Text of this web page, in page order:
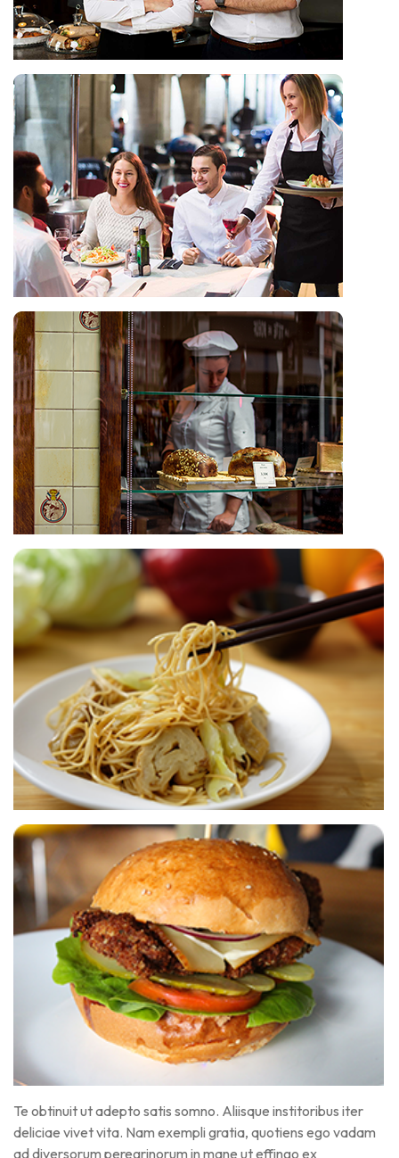
Te obtinuit ut adepto satis somno. Aliisque institoribus iter
deliciae vivet vita. Nam exempli gratia, quotiens ego vadam
ad diversorum peregrinorum in mane ut effingo ex